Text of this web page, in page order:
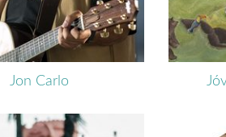
Jon Carlo